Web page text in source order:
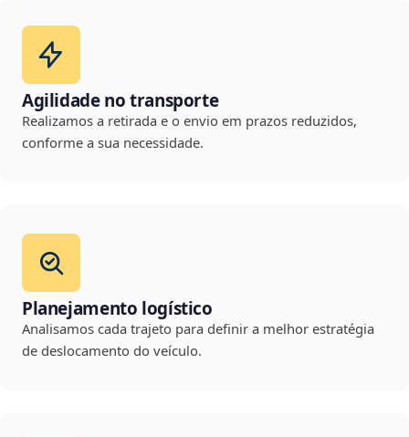
Agilidade no transporte
Realizamos a retirada e o envio em prazos reduzidos,
conforme a sua necessidade.
Planejamento logístico
Analisamos cada trajeto para definir a melhor estratégia
de deslocamento do veículo.